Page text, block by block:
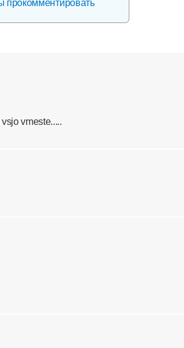
прокомментировать
vmeste.....